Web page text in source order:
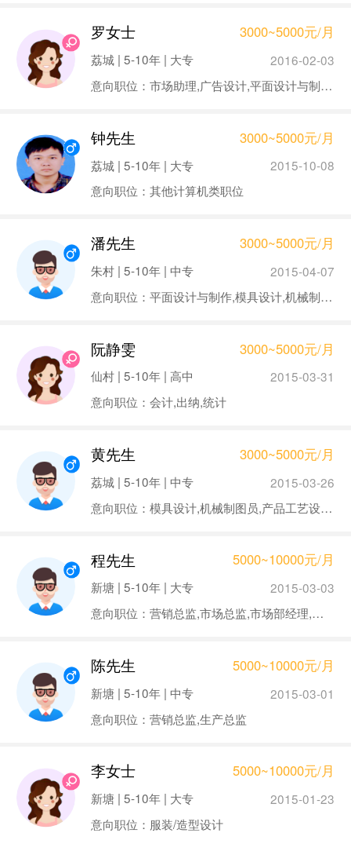
罗女士 3000~5000元/月
荔城 | 5-10年 | 大专
2016-02-03
意向职位：市场助理,广告设计,平面设计与制作,其他财务类职位
钟先生 3000~5000元/月
荔城 | 5-10年 | 大专
2015-10-08
意向职位：其他计算机类职位
潘先生 3000~5000元/月
朱村 | 5-10年 | 中专
2015-04-07
意向职位：平面设计与制作,模具设计,机械制图员,铣工/冲压工/锣工,模具工
阮静雯 3000~5000元/月
仙村 | 5-10年 | 高中
2015-03-31
意向职位：会计,出纳,统计
黄先生 3000~5000元/月
荔城 | 5-10年 | 中专
2015-03-26
意向职位：模具设计,机械制图员,产品工艺设计,品质/质量管理(QA·QC),钳工
程先生 5000~10000元/月
新塘 | 5-10年 | 大专
2015-03-03
意向职位：营销总监,市场总监,市场部经理,销售部经理
陈先生 5000~10000元/月
新塘 | 5-10年 | 中专
2015-03-01
意向职位：营销总监,生产总监
李女士 5000~10000元/月
新塘 | 5-10年 | 大专
2015-01-23
意向职位：服装/造型设计